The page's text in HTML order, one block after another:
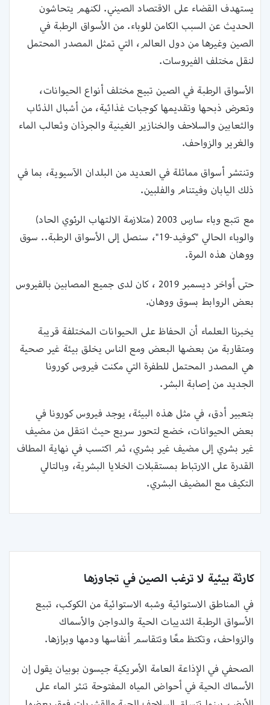
يستهدف القضاء على الاقتصاد الصيني. لكنهم يتحاشون
الحديث عن السبب الكامن للوباء. من الأسواق الرطبة في
الصين وغيرها من دول العالم، التي تمثل المصدر المحتمل
لنقل مختلف الفيروسات.
الأسواق الرطبة في الصين تبيع مختلف أنواع الحيوانات،
وتعرض ذبحها وتقديمها كوجبات غذائية، من أشبال الذئاب
والثعابين والسلاحف والخنازير الغينية والجرذان وثعالب الماء
والغرير والزواحف.
وتنتشر أسواق مماثلة في العديد من البلدان الآسيوية، بما في
ذلك اليابان وفيتنام والفلبين.
مع تتبع وباء سارس 2003 (متلازمة الالتهاب الرئوي الحاد)
والوباء الحالي "كوفيد-19"، سنصل إلى الأسواق الرطبة.. سوق
ووهان هذه المرة.
حتى أواخر ديسمبر 2019 ، كان لدى جميع المصابين بالفيروس
بعض الروابط بسوق ووهان.
يخبرنا العلماء أن الحفاظ على الحيوانات المختلفة قريبة
ومتقاربة من بعضها البعض ومع الناس يخلق بيئة غير صحية
هي المصدر المحتمل للطفرة التي مكنت فيروس كورونا
الجديد من إصابة البشر.
بتعبير أدق، في مثل هذه البيئة، يوجد فيروس كورونا في
بعض الحيوانات، خضع لتحور سريع حيث انتقل من مضيف
غير بشري إلى مضيف غير بشري، ثم اكتسب في نهاية المطاف
القدرة على الارتباط بمستقبلات الخلايا البشرية، وبالتالي
التكيف مع المضيف البشري.
كارثة بيئية لا ترغب الصين في تجاوزها
في المناطق الاستوائية وشبه الاستوائية من الكوكب، تبيع
الأسواق الرطبة الثدييات الحية والدواجن والأسماك
والزواحف، وتكتظ معًا وتتقاسم أنفاسها ودمها وبرازها.
الصحفي في الإذاعة العامة الأمريكية جيسون بوبيان يقول إن
الأسماك الحية في أحواض المياه المفتوحة تنثر الماء على